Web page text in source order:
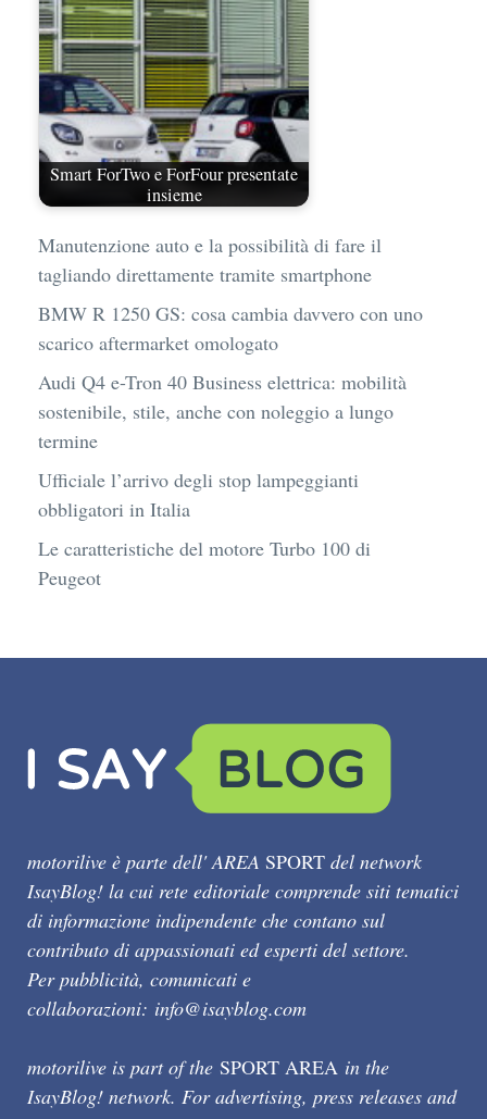
Smart ForTwo e ForFour presentate
insieme
Manutenzione auto e la possibilità di fare il
tagliando direttamente tramite smartphone
BMW R 1250 GS: cosa cambia davvero con uno
scarico aftermarket omologato
Audi Q4 e-Tron 40 Business elettrica: mobilità
sostenibile, stile, anche con noleggio a lungo
termine
Ufficiale l’arrivo degli stop lampeggianti
obbligatori in Italia
Le caratteristiche del motore Turbo 100 di
Peugeot
motorilive è parte dell' AREA SPORT del network
IsayBlog! la cui rete editoriale comprende siti tematici
di informazione indipendente che contano sul
contributo di appassionati ed esperti del settore.
Per pubblicità, comunicati e
collaborazioni: info@isayblog.com
motorilive is part of the SPORT AREA in the
IsayBlog! network. For advertising, press releases and